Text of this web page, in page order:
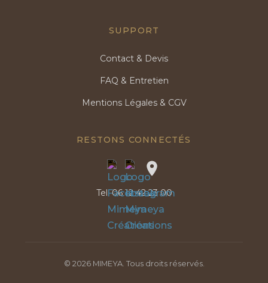
SUPPORT
Contact & Devis
FAQ & Entretien
Mentions Légales & CGV
RESTONS CONNECTÉS
Tel:06 12 42 23 00
© 2026MIMEYA. Tous droits réservés.